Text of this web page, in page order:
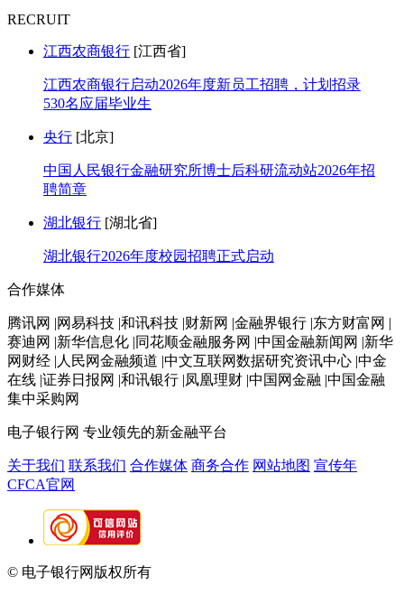
RECRUIT
江西农商银行 [江西省]
江西农商银行启动2026年度新员工招聘，计划招录
530名应届毕业生
央行 [北京]
中国人民银行金融研究所博士后科研流动站2026年招
聘简章
湖北银行 [湖北省]
湖北银行2026年度校园招聘正式启动
合作媒体
腾讯网 |网易科技 |和讯科技 |财新网 |金融界银行 |东方财富网 |
赛迪网 |新华信息化 |同花顺金融服务网 |中国金融新闻网 |新华
网财经 |人民网金融频道 |中文互联网数据研究资讯中心 |中金
在线 |证券日报网 |和讯银行 |凤凰理财 |中国网金融 |中国金融
集中采购网
电子银行网 专业领先的新金融平台
关于我们 联系我们 合作媒体 商务合作 网站地图 宣传年
CFCA官网
© 电子银行网版权所有